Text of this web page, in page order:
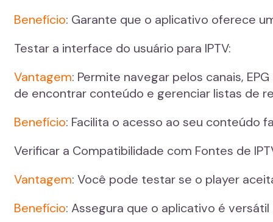
Benefício: Garante que o aplicativo oferece
Testar a interface do usuário para IPTV:
Vantagem: Permite navegar pelos canais,
de encontrar conteúdo e gerenciar listas de
Benefício: Facilita o acesso ao seu conteúdo
Verificar a Compatibilidade com Fontes de
Vantagem: Você pode testar se o player
Benefício: Assegura que o aplicativo é